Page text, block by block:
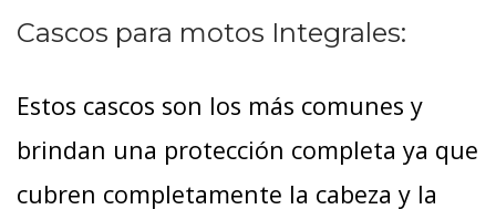
Cascos para motos Integrales:
Estos cascos son los más comunes y
brindan una protección completa ya que
cubren completamente la cabeza y la